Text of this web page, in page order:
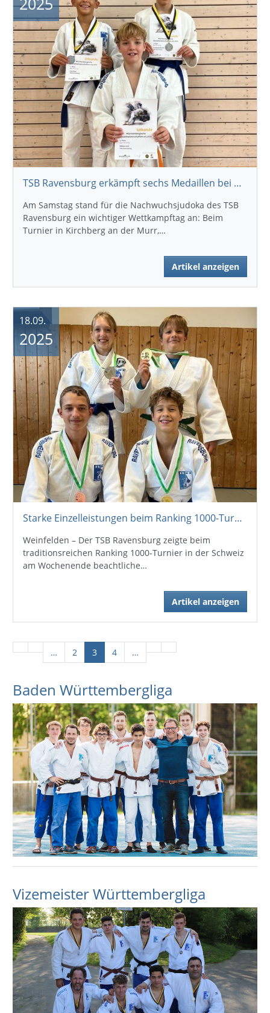
TSB Ravensburg erkämpft sechs Medaillen bei der Württembergischen U15
Am Samstag stand für die Nachwuchsjudoka des TSB
Ravensburg ein wichtiger Wettkampftag an: Beim
Turnier in Kirchberg an der Murr,…
Artikel anzeigen
Starke Einzelleistungen beim Ranking 1000-Turnier
Weinfelden – Der TSB Ravensburg zeigte beim
traditionsreichen Ranking 1000-Turnier in der Schweiz
am Wochenende beachtliche…
Artikel anzeigen
18.09.
2025
… 2 3 4 …
Baden Württembergliga
Vizemeister Württembergliga